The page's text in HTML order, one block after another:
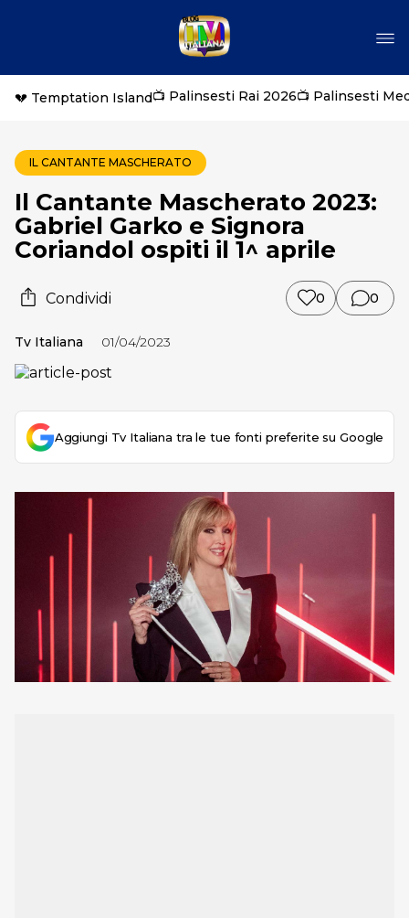
💔 Temptation Island📺 Palinsesti Rai 2026📺 Palinsesti
IL CANTANTE MASCHERATO
Il Cantante Mascherato 2023:
Gabriel Garko e Signora
Coriandol ospiti il 1^ aprile
Condividi 0 0
Tv Italiana 01/04/2023
Aggiungi Tv Italiana tra le tue fonti preferite su Google